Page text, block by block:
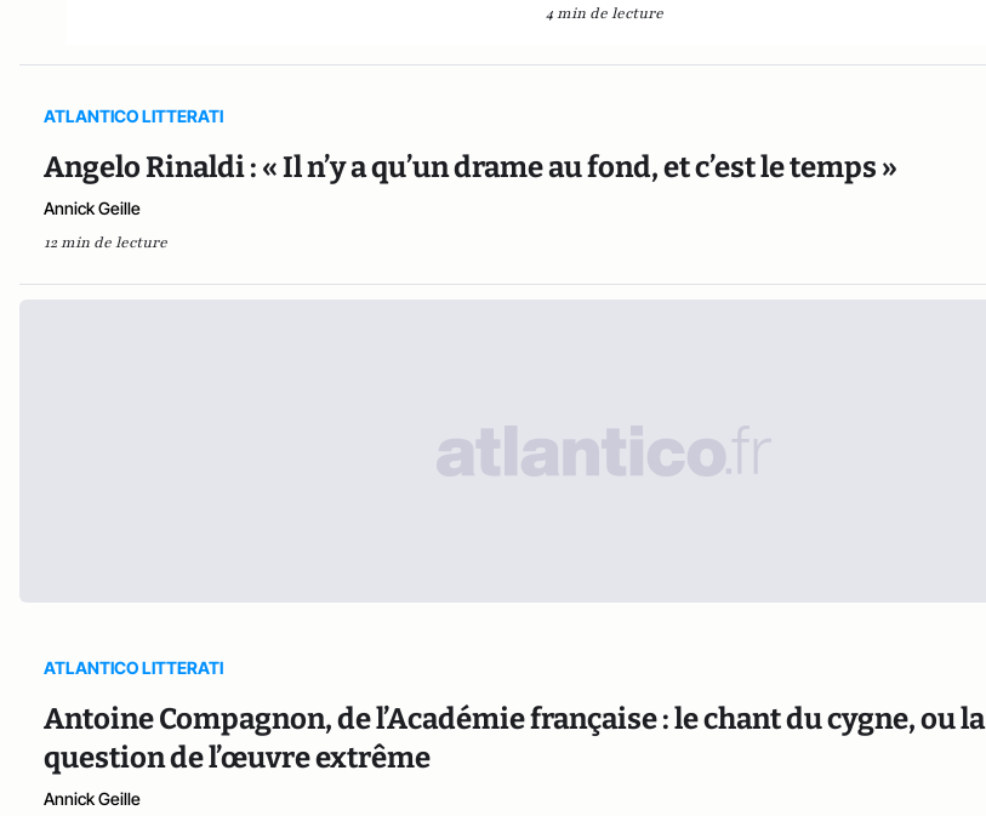
4 min de lecture
ATLANTICO LITTERATI
Angelo Rinaldi : « Il n’y a qu’un drame au fond, et c’est le temps »
Annick Geille
12 min de lecture
ATLANTICO LITTERATI
Antoine Compagnon, de l’Académie française : le chant du cygne, ou la
question de l’œuvre extrême
Annick Geille